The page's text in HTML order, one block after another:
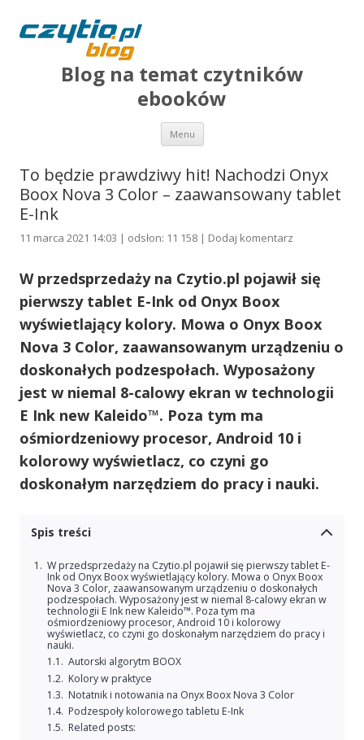
Blog na temat czytników
ebooków
Menu Przejdź do treści
To będzie prawdziwy hit! Nachodzi Onyx
Boox Nova 3 Color – zaawansowany tablet
E-Ink
11 marca 2021 14:03 | odsłon: 11 158 | Dodaj komentarz
W przedsprzedaży na Czytio.pl pojawił się
pierwszy tablet E-Ink od Onyx Boox
wyświetlający kolory. Mowa o Onyx Boox
Nova 3 Color, zaawansowanym urządzeniu o
doskonałych podzespołach. Wyposażony
jest w niemal 8-calowy ekran w technologii
E Ink new Kaleido™. Poza tym ma
ośmiordzeniowy procesor, Android 10 i
kolorowy wyświetlacz, co czyni go
doskonałym narzędziem do pracy i nauki.
Spis treści
W przedsprzedaży na Czytio.pl pojawił się pierwszy tablet E-
Ink od Onyx Boox wyświetlający kolory. Mowa o Onyx Boox
Nova 3 Color, zaawansowanym urządzeniu o doskonałych
podzespołach. Wyposażony jest w niemal 8-calowy ekran w
technologii E Ink new Kaleido™. Poza tym ma
ośmiordzeniowy procesor, Android 10 i kolorowy
wyświetlacz, co czyni go doskonałym narzędziem do pracy i
nauki.
Autorski algorytm BOOX
Kolory w praktyce
Notatnik i notowania na Onyx Boox Nova 3 Color
Podzespoły kolorowego tabletu E-Ink
Related posts: